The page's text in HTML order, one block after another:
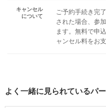
キャンセル
について
ご予約手続き完
された場合、参
ます。無料で申
ャンセル料をお
よく一緒に見られているパ